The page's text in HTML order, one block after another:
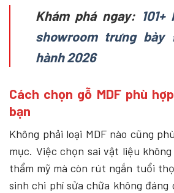
Khám phá ngay:
showroom trưng bày
hành 2026
Cách chọn gỗ MDF phù
bạn
Không phải loại MDF nào cũng
mục. Việc chọn sai vật liệu
thẩm mỹ mà còn rút ngắn tuổi
sinh chi phí sửa chữa không đáng